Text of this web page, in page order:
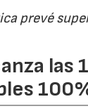
prevé